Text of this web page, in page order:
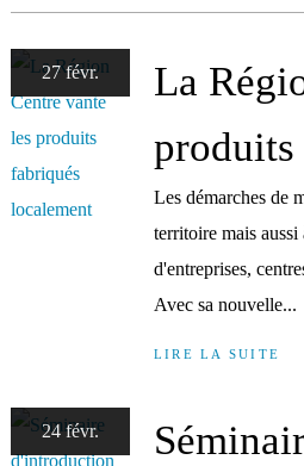
27 févr.
La
produits
Les démarches de
territoire mais aussi
d'entreprises,
Avec sa nouvelle...
LIRE LA SUITE
24 févr.